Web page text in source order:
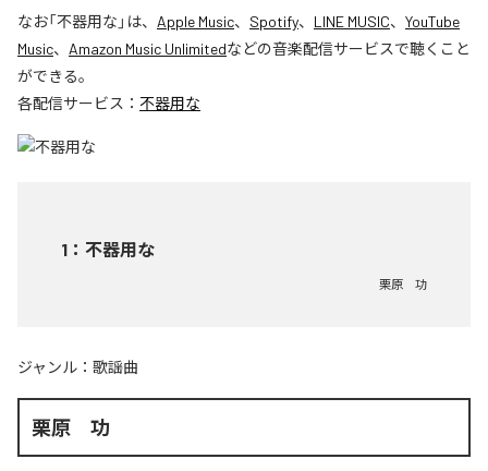
なお「不器用な 」は、 Apple Music、 Spotify、 LINE MUSIC、 YouTube
Music、 Amazon Music Unlimitedなどの音楽配信サービスで聴くこと
ができる。
各配信サービス： 不器用な
1 ： 不器用な
栗原 功
ジャンル： 歌謡曲
栗原 功